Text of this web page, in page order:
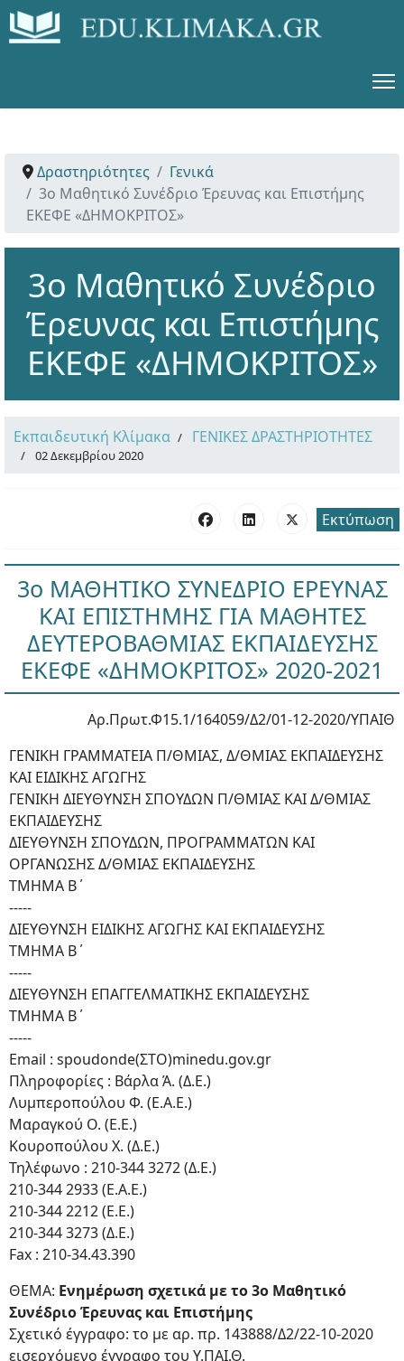
Δραστηριότητες
Γενικά
3ο Μαθητικό Συνέδριο Έρευνας και Επιστήμης
ΕΚΕΦΕ «ΔΗΜΟΚΡΙΤΟΣ»
3ο Μαθητικό Συνέδριο
Έρευνας και Επιστήμης
ΕΚΕΦΕ «ΔΗΜΟΚΡΙΤΟΣ»
Εκπαιδευτική Κλίμακα ΓΕΝΙΚΕΣ ΔΡΑΣΤΗΡΙΟΤΗΤΕΣ
02 Δεκεμβρίου 2020
Εκτύπωση
3ο ΜΑΘΗΤΙΚΟ ΣΥΝΕΔΡΙΟ ΕΡΕΥΝΑΣ
ΚΑΙ ΕΠΙΣΤΗΜΗΣ ΓΙΑ ΜΑΘΗΤΕΣ
ΔΕΥΤΕΡΟΒΑΘΜΙΑΣ ΕΚΠΑΙΔΕΥΣΗΣ
ΕΚΕΦΕ «ΔΗΜΟΚΡΙΤΟΣ» 2020-2021
Αρ.Πρωτ.Φ15.1/164059/Δ2/01-12-2020/ΥΠΑΙΘ
ΓΕΝΙΚΗ ΓΡΑΜΜΑΤΕΙΑ Π/ΘΜΙΑΣ, Δ/ΘΜΙΑΣ ΕΚΠΑΙΔΕΥΣΗΣ
ΚΑΙ ΕΙΔΙΚΗΣ ΑΓΩΓΗΣ
ΓΕΝΙΚΗ ΔΙΕΥΘΥΝΣΗ ΣΠΟΥΔΩΝ Π/ΘΜΙΑΣ ΚΑΙ Δ/ΘΜΙΑΣ
ΕΚΠΑΙΔΕΥΣΗΣ
ΔΙΕΥΘΥΝΣΗ ΣΠΟΥΔΩΝ, ΠΡΟΓΡΑΜΜΑΤΩΝ ΚΑΙ
ΟΡΓΑΝΩΣΗΣ Δ/ΘΜΙΑΣ ΕΚΠΑΙΔΕΥΣΗΣ
ΤΜΗΜΑ Β΄
-----
ΔΙΕΥΘΥΝΣΗ ΕΙΔΙΚΗΣ ΑΓΩΓΗΣ ΚΑΙ ΕΚΠΑΙΔΕΥΣΗΣ
ΤΜΗΜΑ Β΄
-----
ΔΙΕΥΘΥΝΣΗ ΕΠΑΓΓΕΛΜΑΤΙΚΗΣ ΕΚΠΑΙΔΕΥΣΗΣ
ΤΜΗΜΑ Β΄
-----
Email : spoudonde(ΣΤΟ)minedu.gov.gr
Πληροφορίες : Βάρλα Ά. (Δ.Ε.)
Λυμπεροπούλου Φ. (Ε.Α.Ε.)
Μαραγκού Ο. (Ε.Ε.)
Κουροπούλου Χ. (Δ.Ε.)
Τηλέφωνο : 210-344 3272 (Δ.Ε.)
210-344 2933 (Ε.Α.Ε.)
210-344 2212 (Ε.Ε.)
210-344 3273 (Δ.Ε.)
Fax : 210-34.43.390
ΘΕΜΑ: Ενημέρωση σχετικά με το 3ο Μαθητικό
Συνέδριο Έρευνας και Επιστήμης
Σχετικό έγγραφο: το με αρ. πρ. 143888/Δ2/22-10-2020
εισερχόμενο έγγραφο του Υ.ΠΑΙ.Θ.